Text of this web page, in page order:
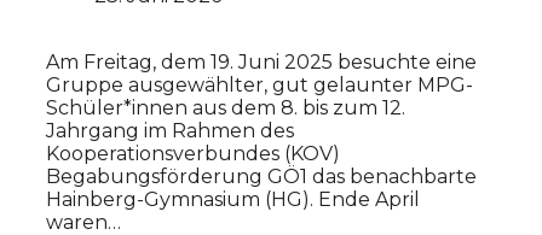
Am Freitag, dem 19. Juni 2025 besuchte eine
Gruppe ausgewählter, gut gelaunter MPG-
Schüler*innen aus dem 8. bis zum 12.
Jahrgang im Rahmen des
Kooperationsverbundes (KOV)
Begabungsförderung GÖ1 das benachbarte
Hainberg-Gymnasium (HG). Ende April
waren…